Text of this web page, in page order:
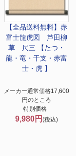
【全品送料無料】赤
富士龍虎図 芦田柳
草 尺三 【たつ・
龍・竜・干支・赤富
士・虎 】
メーカー通常価格17,600
円のところ
特別価格
9,980円(税込)